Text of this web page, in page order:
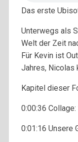
Das erste
Unterwegs als
Welt der Zeit
Für Kevin ist
Jahres, Nicolas
Kapitel dieser
0:00:36
0:01:16 Unsere